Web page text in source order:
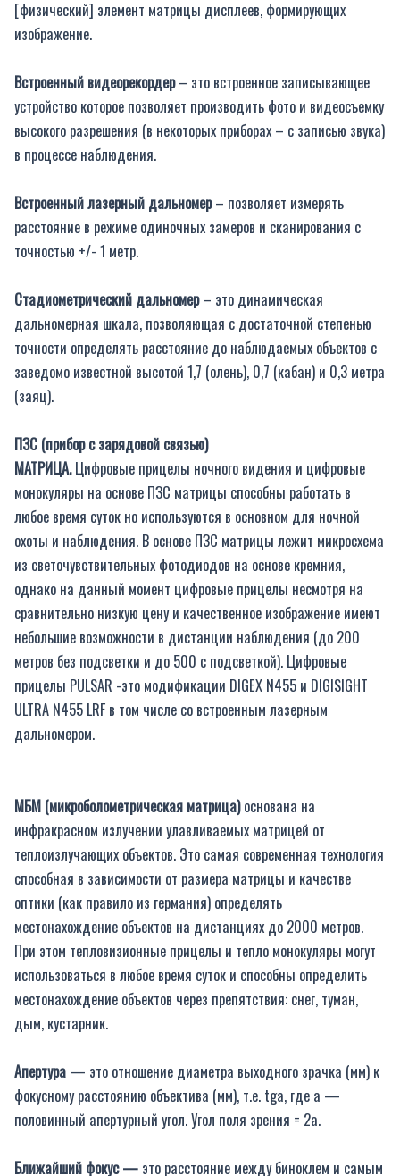
[физический] элемент матрицы дисплеев, формирующих
изображение.
Встроенный видеорекордер– это встроенное записывающее
устройство которое позволяет производить фото и видеосъемку
высокого разрешения (в некоторых приборах – с записью звука)
в процессе наблюдения.
Встроенный лазерный дальномер– позволяет измерять
расстояние в режиме одиночных замеров и сканирования с
точностью +/- 1 метр.
Стадиометрический дальномер– это динамическая
дальномерная шкала, позволяющая с достаточной степенью
точности определять расстояние до наблюдаемых объектов с
заведомо известной высотой 1,7 (олень), 0,7 (кабан) и 0,3 метра
(заяц).
ПЗС (прибор с зарядовой связью)
МАТРИЦА.Цифровые прицелы ночного видения и цифровые
монокуляры на основе ПЗС матрицы способны работать в
любое время суток но используются в основном для ночной
охоты и наблюдения. В основе ПЗС матрицы лежит микросхема
из светочувствительных фотодиодов на основе кремния,
однако на данный момент цифровые прицелы несмотря на
сравнительно низкую цену и качественное изображение имеют
небольшие возможности в дистанции наблюдения (до 200
метров без подсветки и до 500 с подсветкой). Цифровые
прицелы PULSAR -это модификации DIGEX N455 и DIGISIGHT
ULTRA N455 LRF в том числе со встроенным лазерным
дальномером.
МБМ (микроболометрическая матрица)основана на
инфракрасном излучении улавливаемых матрицей от
теплоизлучающих объектов. Это самая современная технология
способная в зависимости от размера матрицы и качестве
оптики (как правило из германия) определять
местонахождение объектов на дистанциях до 2000 метров.
При этом тепловизионные прицелы и тепло монокуляры могут
использоваться в любое время суток и способны определить
местонахождение объектов через препятствия: снег, туман,
дым, кустарник.
Апертура — это отношение диаметра выходного зрачка (мм) к
фокусному расстоянию объектива (мм), т.е. tga, где a —
половинный апертурный угол. Угол поля зрения = 2a.
Ближайший фокус — это расстояние между биноклем и самым